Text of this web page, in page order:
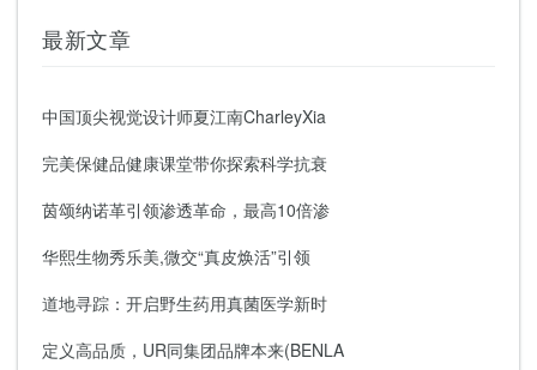
最新文章
中国顶尖视觉设计师夏江南CharleyXia
完美保健品健康课堂带你探索科学抗衰
茵颂纳诺革引领渗透革命，最高10倍渗
华熙生物秀乐美,微交“真皮焕活”引领
道地寻踪：开启野生药用真菌医学新时
定义高品质，UR同集团品牌本来(BENLA